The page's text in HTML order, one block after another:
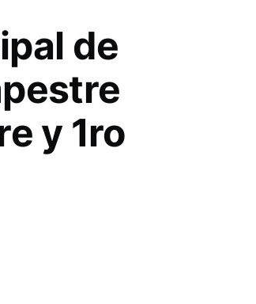
de
y 1ro